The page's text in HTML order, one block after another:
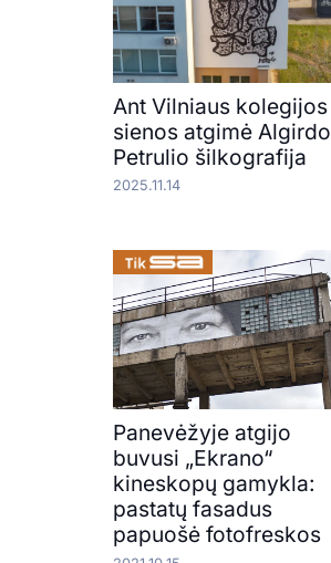
Ant Vilniaus kolegijos
sienos atgimė Algirdo
Petrulio šilkografija
2025.11.14
Panevėžyje atgijo
buvusi „Ekrano“
kineskopų gamykla:
pastatų fasadus
papuošė fotofreskos